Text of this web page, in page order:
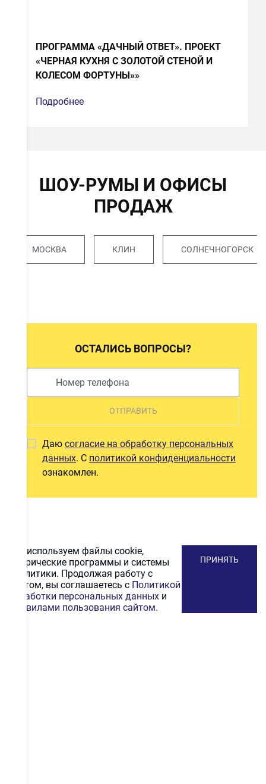
ПРОГРАММА «ДАЧНЫЙ ОТВЕТ». ПРОЕКТ
«ЧЕРНАЯ КУХНЯ С ЗОЛОТОЙ СТЕНОЙ И
КОЛЕСОМ ФОРТУНЫ»»
Подробнее
ШОУ-РУМЫ И ОФИСЫ
ПРОДАЖ
МОСКВА КЛИН СОЛНЕЧНОГОРСК
ОСТАЛИСЬ ВОПРОСЫ?
ОТПРАВИТЬ
Даю согласие на обработку персональных
данных. С политикой конфиденциальности
ознакомлен.
Мы используем файлы cookie,
метрические программы и системы
аналитики. Продолжая работу с
сайтом, вы соглашаетесь с Политикой
обработки персональных данных и
Правилами пользования сайтом.
ПРИНЯТЬ
ПОДПИСАТЬСЯ